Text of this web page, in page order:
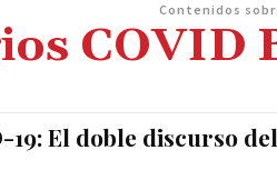
Contenidos
COVID
19: El doble discurso